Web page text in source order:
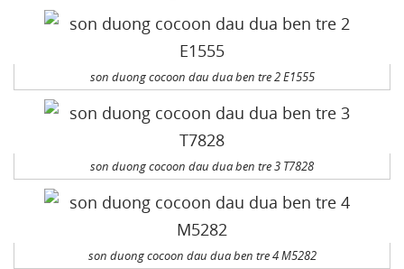
son duong cocoon dau dua ben tre 2 E1555
son duong cocoon dau dua ben tre 3 T7828
son duong cocoon dau dua ben tre 4 M5282